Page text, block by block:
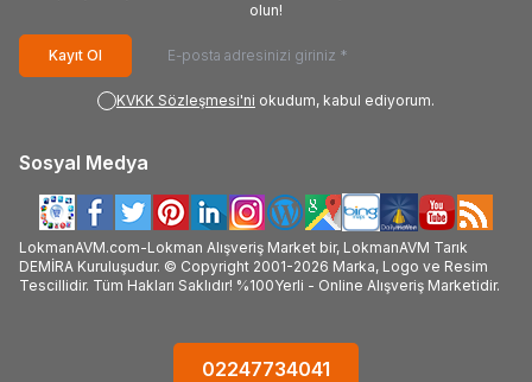
olun!
Kayıt Ol
KVKK Sözleşmesi'ni okudum, kabul ediyorum.
Sosyal Medya
LokmanAVM.com-Lokman Alışveriş Market bir, LokmanAVM Tarık
DEMİRA Kuruluşudur. © Copyright 2001-2026 Marka, Logo ve Resim
Tescillidir. Tüm Hakları Saklıdır! %100Yerli - Online Alışveriş Marketidir.
02247734041